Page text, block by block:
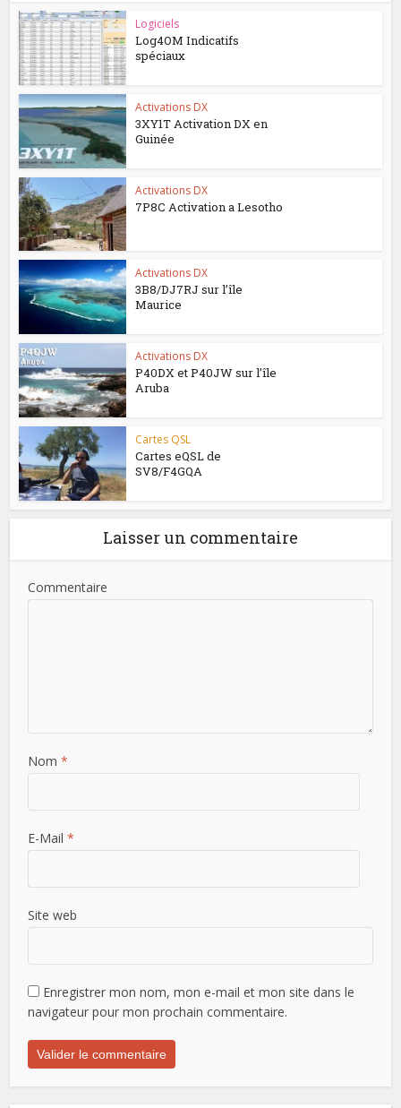
Logiciels
Log4OM Indicatifs
spéciaux
Activations DX
3XY1T Activation DX en
Guinée
Activations DX
7P8C Activation a Lesotho
Activations DX
3B8/DJ7RJ sur l’île
Maurice
Activations DX
P40DX et P40JW sur l’île
Aruba
Cartes QSL
Cartes eQSL de
SV8/F4GQA
Laisser un commentaire
Commentaire
Nom *
E-Mail *
Site web
Enregistrer mon nom, mon e-mail et mon site dans le
navigateur pour mon prochain commentaire.